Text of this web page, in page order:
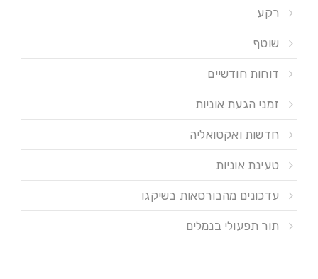
רקע
שוטף
דוחות חודשיים
זמני הגעת אוניות
חדשות ואקטואליה
טעינת אוניות
עדכונים מהבורסאות בשיקגו
תור תפעולי בנמלים